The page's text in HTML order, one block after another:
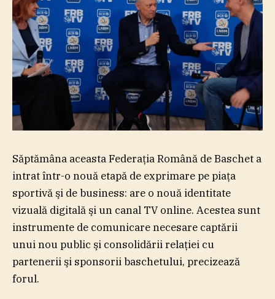
Săptămâna aceasta Federaţia Română de Baschet a
intrat într-o nouă etapă de exprimare pe piaţa
sportivă şi de business: are o nouă identitate
vizuală digitală şi un canal TV online. Acestea sunt
instrumente de comunicare necesare captării
unui nou public şi consolidării relaţiei cu
partenerii şi sponsorii baschetului, precizează
forul.